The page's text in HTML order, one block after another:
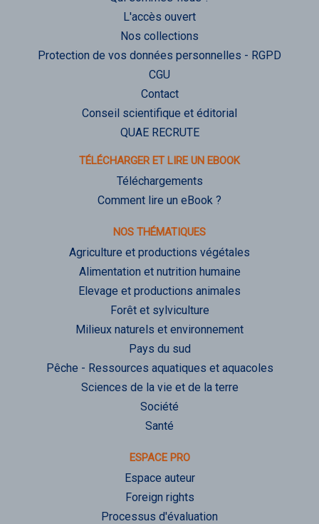
L'accès ouvert
Nos collections
Protection de vos données personnelles - RGPD
CGU
Contact
Conseil scientifique et éditorial
QUAE RECRUTE
TÉLÉCHARGER ET LIRE UN EBOOK
Téléchargements
Comment lire un eBook ?
NOS THÉMATIQUES
Agriculture et productions végétales
Alimentation et nutrition humaine
Elevage et productions animales
Forêt et sylviculture
Milieux naturels et environnement
Pays du sud
Pêche - Ressources aquatiques et aquacoles
Sciences de la vie et de la terre
Société
Santé
ESPACE PRO
Espace auteur
Foreign rights
Processus d'évaluation